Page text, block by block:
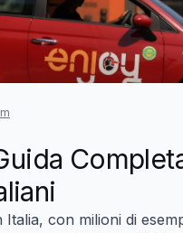
con milioni di